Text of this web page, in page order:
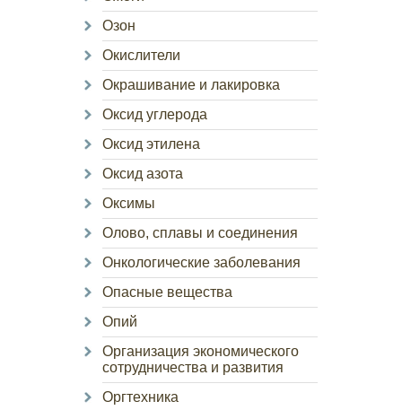
Озон
Окислители
Окрашивание и лакировка
Оксид углерода
Оксид этилена
Оксид азота
Оксимы
Олово, сплавы и соединения
Онкологические заболевания
Опасные вещества
Опий
Организация экономического
сотрудничества и развития
Оргтехника